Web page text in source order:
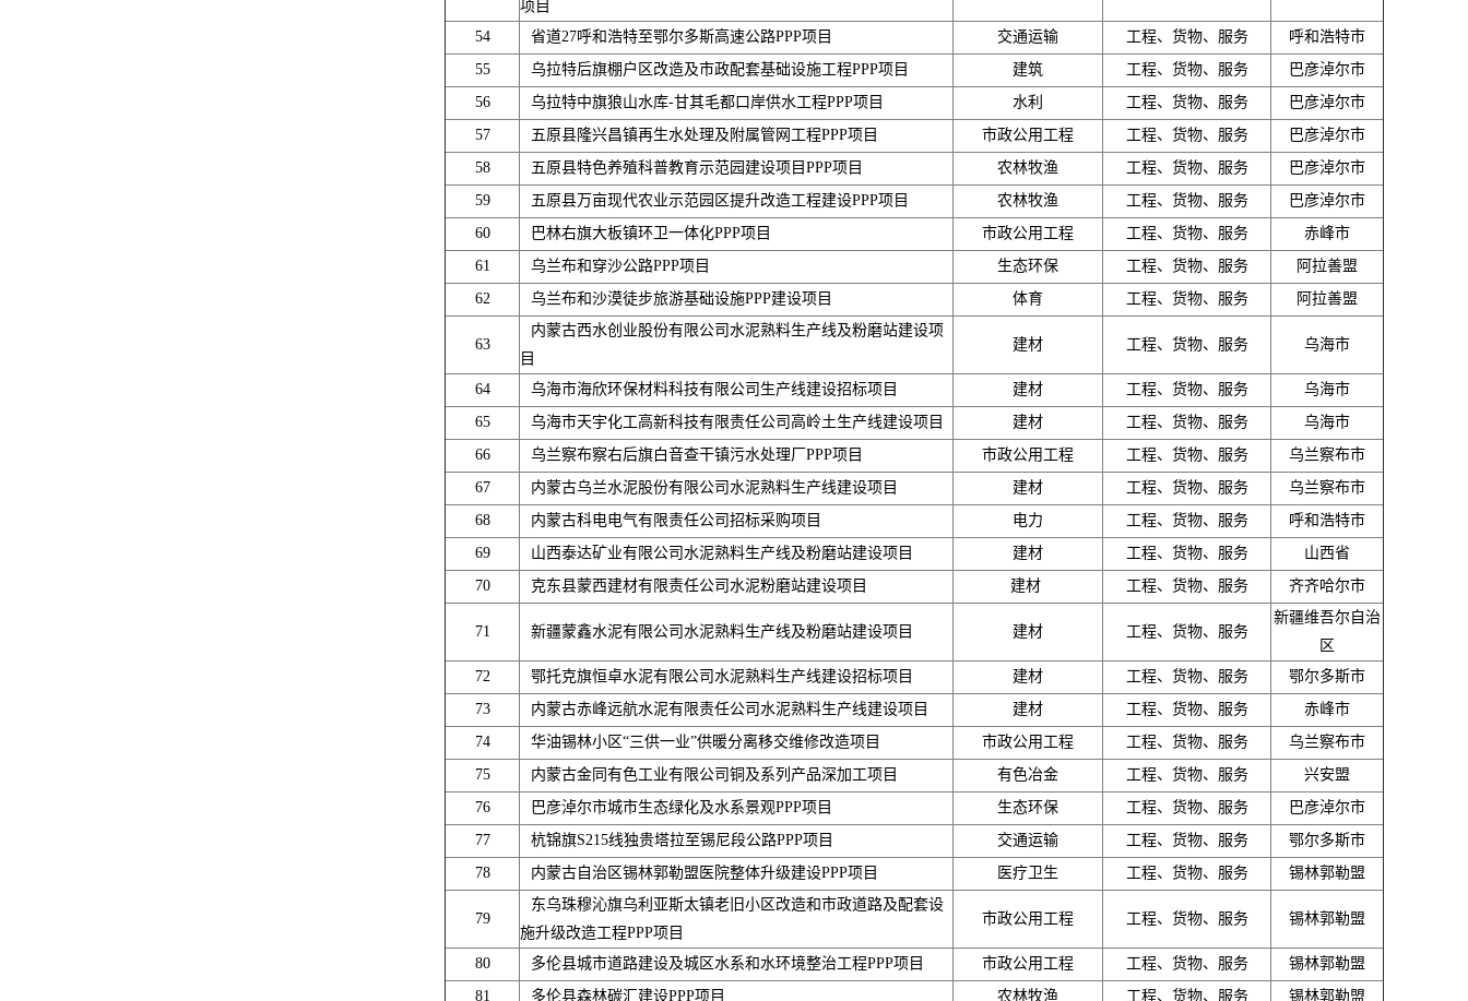
项目
54 省道27呼和浩特至鄂尔多斯高速公路PPP项目 交通运输 工程、货物、服务
呼和浩特市
55
乌拉特后旗棚户区改造及市政配套基础设施工程PPP项目 建筑 工程、货物、服务
巴彦淖尔市
56
乌拉特中旗狼山水库-甘其毛都口岸供水工程PPP项目 水利 工程、货物、服务
巴彦淖尔市
57
五原县隆兴昌镇再生水处理及附属管网工程PPP项目 市政公用工程 工程、货物、服务
巴彦淖尔市
58
五原县特色养殖科普教育示范园建设项目PPP项目 农林牧渔 工程、货物、服务
巴彦淖尔市
59
五原县万亩现代农业示范园区提升改造工程建设PPP项目 农林牧渔 工程、货物、服务
巴彦淖尔市
60
巴林右旗大板镇环卫一体化PPP项目 市政公用工程 工程、货物、服务
赤峰市
61
乌兰布和穿沙公路PPP项目 生态环保 工程、货物、服务
阿拉善盟
62
乌兰布和沙漠徒步旅游基础设施PPP建设项目 体育 工程、货物、服务 阿拉善盟
63
内蒙古西水创业股份有限公司水泥熟料生产线及粉磨站建设项
目
建材 工程、货物、服务 乌海市
64 乌海市海欣环保材料科技有限公司生产线建设招标项目 建材 工程、货物、服务
乌海市
65
乌海市天宇化工高新科技有限责任公司高岭土生产线建设项目 建材 工程、货物、服务
乌海市
66
乌兰察布察右后旗白音查干镇污水处理厂PPP项目 市政公用工程 工程、货物、服务
乌兰察布市
67
内蒙古乌兰水泥股份有限公司水泥熟料生产线建设项目 建材 工程、货物、服务
乌兰察布市
68
内蒙古科电电气有限责任公司招标采购项目 电力 工程、货物、服务
呼和浩特市
69
山西泰达矿业有限公司水泥熟料生产线及粉磨站建设项目 建材 工程、货物、服务
山西省
70
克东县蒙西建材有限责任公司水泥粉磨站建设项目 建材 工程、货物、服务 齐齐哈尔市
71 新疆蒙鑫水泥有限公司水泥熟料生产线及粉磨站建设项目 建材 工程、货物、服务
新疆维吾尔自治
区
72
鄂托克旗恒卓水泥有限公司水泥熟料生产线建设招标项目 建材 工程、货物、服务
鄂尔多斯市
73
内蒙古赤峰远航水泥有限责任公司水泥熟料生产线建设项目 建材 工程、货物、服务
赤峰市
74
华油锡林小区“三供一业”供暖分离移交维修改造项目 市政公用工程 工程、货物、服务
乌兰察布市
75
内蒙古金同有色工业有限公司铜及系列产品深加工项目 有色冶金 工程、货物、服务
兴安盟
76
巴彦淖尔市城市生态绿化及水系景观PPP项目 生态环保 工程、货物、服务
巴彦淖尔市
77
杭锦旗S215线独贵塔拉至锡尼段公路PPP项目 交通运输 工程、货物、服务
鄂尔多斯市
78
内蒙古自治区锡林郭勒盟医院整体升级建设PPP项目 医疗卫生 工程、货物、服务 锡林郭勒盟
79
东乌珠穆沁旗乌利亚斯太镇老旧小区改造和市政道路及配套设
施升级改造工程PPP项目
市政公用工程 工程、货物、服务 锡林郭勒盟
80 多伦县城市道路建设及城区水系和水环境整治工程PPP项目 市政公用工程 工程、货物、服务
锡林郭勒盟
81
多伦县森林碳汇建设PPP项目 农林牧渔 工程、货物、服务 锡林郭勒盟